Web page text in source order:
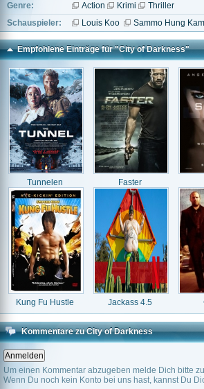
Genre:
Action Krimi
Thriller
Schauspieler:
Louis Koo Sammo Hung
Empfohlene Einträge für "City of Darkness"
Tunnelen Faster
Kung Fu Hustle Jackass 4.5
Kommentare zu City of Darkness
Um einen Kommentar abzugeben melde Dich bitte
Wenn Du noch kein Konto bei uns hast, kannst Du